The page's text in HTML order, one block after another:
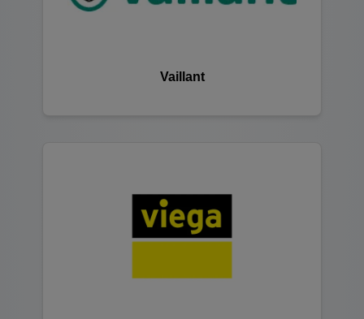
Vaillant